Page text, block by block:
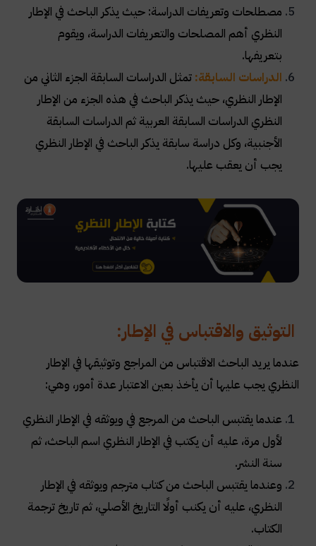
مصطلحات وتعريفات الدراسة: حيث يذكر الباحث في الإطار
النظري أهم المصلحات والتعريفات الدراسة، ويقوم
بتعريفها.
الدراسات السابقة: تمثل الدراسات السابقة الجزء الثاني من
الإطار النظري، حيث يذكر الباحث في هذه الجزء من الإطار
النظري الدراسات السابقة العربية ثم الدراسات السابقة
الأجنبية، وكل دراسة سابقة يذكر الباحث في الإطار النظري
يجب أن يعقب عليها.
التوثيق والاقتباس في الإطار:
عندما يريد الباحث الاقتباس من المراجع وتوثيقها في الإطار
النظري يجب عليها أن يأخذ بعين الاعتبار عدة أمور، وهي:
عندما يقتبس الباحث من المرجع في ويوثقه في الإطار النظري
لأول مرة، عليه أن يكتب في الإطار النظري اسم الباحث، ثم
سنة النشر.
وعندما يقتبس الباحث من كتاب مترجم ويوثقه في الإطار
النظري، عليه أن يكنب أولًا التاريخ الأصلي، ثم تاريخ ترجمة
الكتاب.